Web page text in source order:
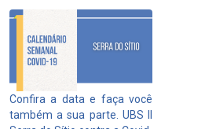
Confira a data e faça você
também a sua parte. UBS II